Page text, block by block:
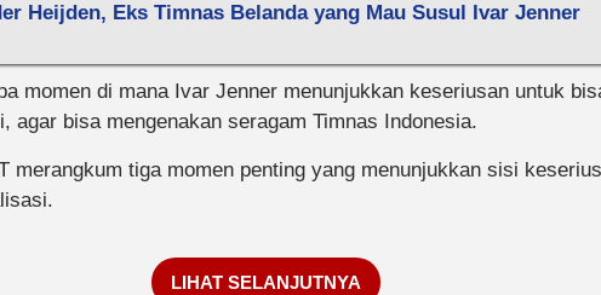
Heijden, Eks Timnas Belanda yang Mau Susul Ivar Jenner
momen di mana Ivar Jenner menunjukkan keseriusan untuk
agar bisa mengenakan seragam Timnas Indonesia.
merangkum tiga momen penting yang menunjukkan sisi
LIHAT SELANJUTNYA